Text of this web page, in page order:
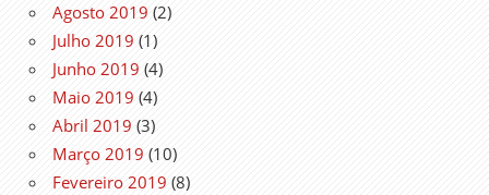
Agosto 2019 (2)
Julho 2019 (1)
Junho 2019 (4)
Maio 2019 (4)
Abril 2019 (3)
Março 2019 (10)
Fevereiro 2019 (8)